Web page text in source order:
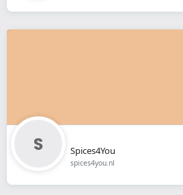
Spices4You
spices4you.nl